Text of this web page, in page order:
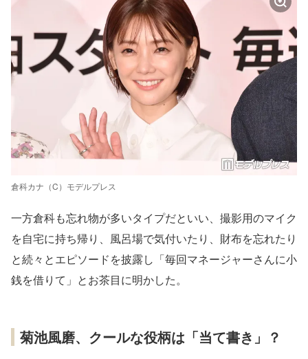
倉科カナ（C）モデルプレス
一方倉科も忘れ物が多いタイプだといい、撮影用のマイク
を自宅に持ち帰り、風呂場で気付いたり、財布を忘れたり
と続々とエピソードを披露し「毎回マネージャーさんに小
銭を借りて」とお茶目に明かした。
菊池風磨、クールな役柄は「当て書き」？